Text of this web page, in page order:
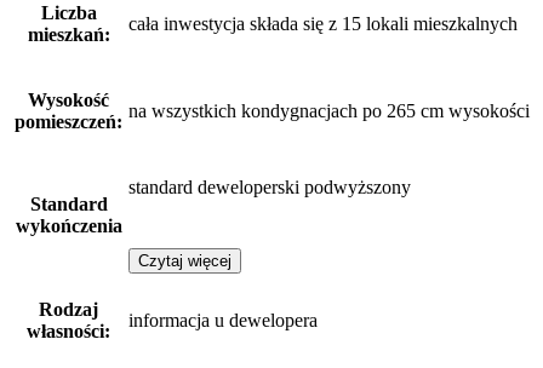
Liczba
mieszkań:
cała inwestycja składa się z 15 lokali mieszkalnych
Wysokość
pomieszczeń:
na wszystkich kondygnacjach po 265 cm wysokości
Standard
wykończenia
standard deweloperski podwyższony
Czytaj więcej
Rodzaj
własności:
informacja u dewelopera